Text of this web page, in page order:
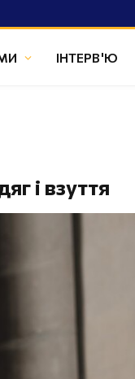
ІНТЕРВ'Ю
і взуття